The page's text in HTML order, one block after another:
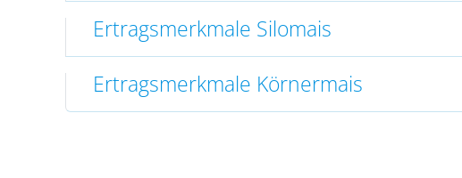
Ertragsmerkmale Silomais
Ertragsmerkmale Körnermais